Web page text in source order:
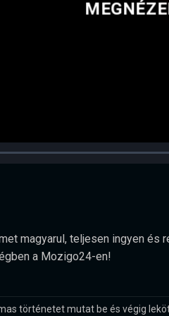
magyarul, teljesen ingyen és
a Mozigo24-en!
történetet mutat be és végig